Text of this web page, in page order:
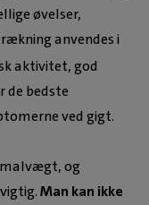
øvelser,
anvendes i
aktivitet, god
de bedste
ved gigt.
og
Man kan ikke